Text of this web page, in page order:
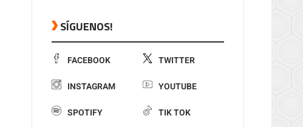
SÍGUENOS!
FACEBOOK TWITTER
INSTAGRAM YOUTUBE
SPOTIFY TIK TOK